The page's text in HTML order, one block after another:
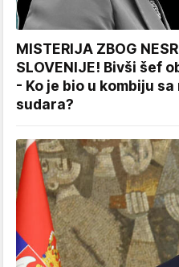
MISTERIJA ZBOG
SLOVENIJE! Bivši šef
- Ko je bio u kombiju
sudara?